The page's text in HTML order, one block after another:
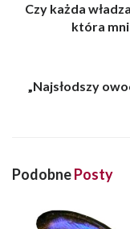
Czy każda
która
„Najsłodszy
PodobnePosty